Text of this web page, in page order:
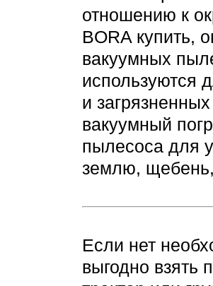
отношению к
BORA купить,
вакуумных
используются
и
вакуумный
пылесоса для
землю,
Если нет
выгодно взять